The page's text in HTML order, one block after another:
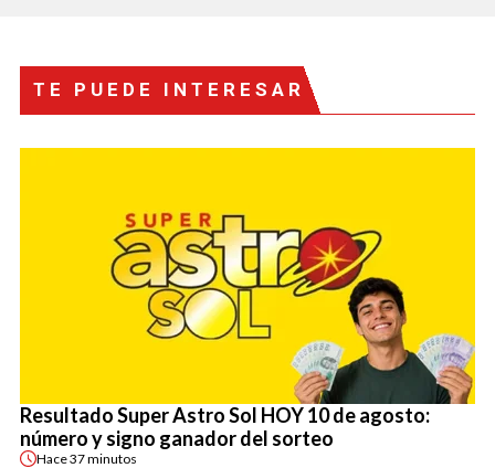
TE PUEDE INTERESAR
Resultado Super Astro Sol HOY 10 de agosto:
número y signo ganador del sorteo
Hace37 minutos